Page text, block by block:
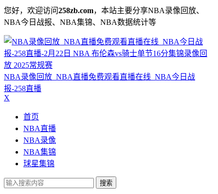
您好，欢迎访问258zb.com，本站主要分享NBA录像回放、
NBA今日战报、NBA集锦、NBA数据统计等
NBA录像回放_NBA直播免费观看直播在线_NBA今日战
报-258直播
X
首页
NBA直播
NBA录像
NBA集锦
球星集锦
搜索